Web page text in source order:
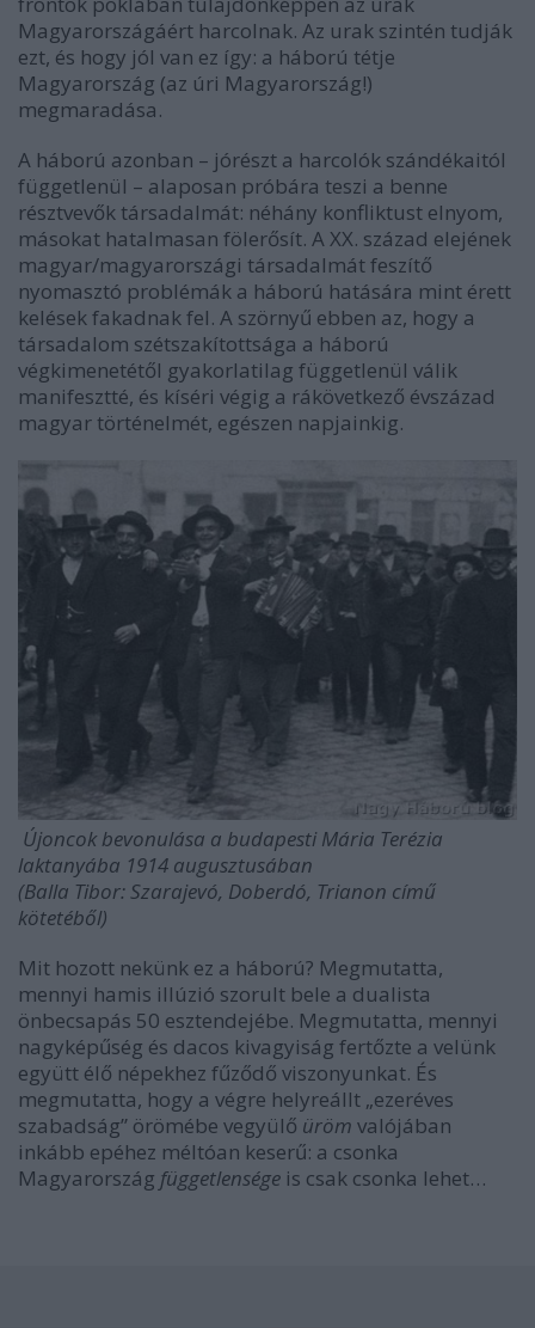
Magyarországáért harcolnak. Az urak szintén tudják
ezt, és hogy jól van ez így: a háború tétje
Magyarország (az úri Magyarország!)
megmaradása.
A háború azonban – jórészt a harcolók szándékaitól
függetlenül – alaposan próbára teszi a benne
résztvevők társadalmát: néhány konfliktust elnyom,
másokat hatalmasan fölerősít. A XX. század elejének
magyar/magyarországi társadalmát feszítő
nyomasztó problémák a háború hatására mint érett
kelések fakadnak fel. A szörnyű ebben az, hogy a
társadalom szétszakítottsága a háború
végkimenetétől gyakorlatilag függetlenül válik
manifesztté, és kíséri végig a rákövetkező évszázad
magyar történelmét, egészen napjainkig.
Újoncok bevonulása a budapesti Mária Terézia
laktanyába 1914 augusztusában
(Balla Tibor: Szarajevó, Doberdó, Trianon című
kötetéből)
Mit hozott nekünk ez a háború? Megmutatta,
mennyi hamis illúzió szorult bele a dualista
önbecsapás 50 esztendejébe. Megmutatta, mennyi
nagyképűség és dacos kivagyiság fertőzte a velünk
együtt élő népekhez fűződő viszonyunkat. És
megmutatta, hogy a végre helyreállt „ezeréves
szabadság” örömébe vegyülő üröm valójában
inkább epéhez méltóan keserű: a csonka
Magyarország függetlensége is csak csonka lehet…